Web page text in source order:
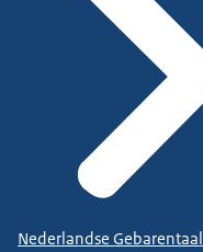
Nederlandse Gebarentaal